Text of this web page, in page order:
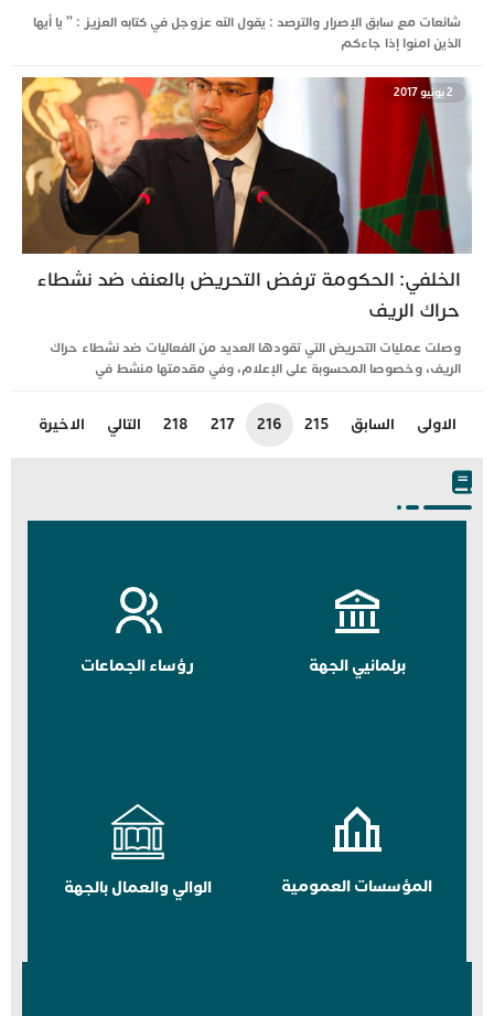
شائعات مع سابق الإصرار والترصد : يقول الله عزوجل في كتابه العزيز : ” يا أيها
الذين امنوا إذا جاءكم
الخلفي: الحكومة ترفض التحريض بالعنف ضد نشطاء
حراك الريف
وصلت عمليات التحريض التي تقودها العديد من الفعاليات ضد نشطاء حراك
الريف، وخصوصا المحسوبة على الإعلام، وفي مقدمتها منشط في
الاولى السابق 215
216
217
218 التالي الاخيرة
برلمانيي الجهة رؤساء الجماعات
المؤسسات العمومية الوالي والعمال بالجهة